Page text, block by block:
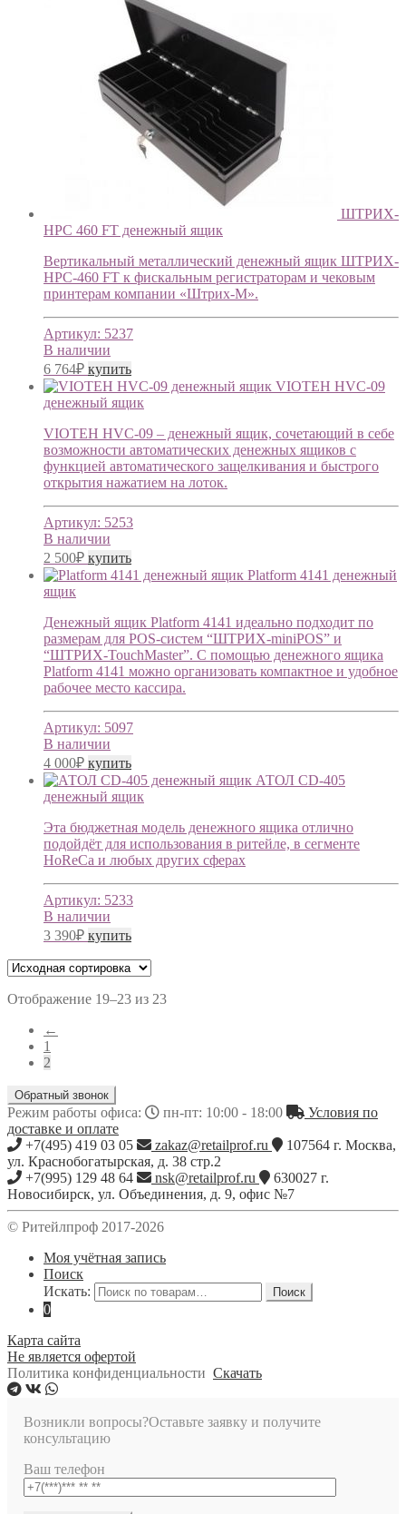
ШТРИХ-
HPC 460 FT денежный ящик
Вертикальный металлический денежный ящик ШТРИХ-
HPC-460 FT к фискальным регистраторам и чековым
принтерам компании «Штрих-М».
Артикул: 5237
В наличии
6 764₽ купить
VIOTEH HVC-09
денежный ящик
VIOTEH HVC-09 – денежный ящик, сочетающий в себе
возможности автоматических денежных ящиков с
функцией автоматического защелкивания и быстрого
открытия нажатием на лоток.
Артикул: 5253
В наличии
2 500₽ купить
Platform 4141 денежный
ящик
Денежный ящик Platform 4141 идеально подходит по
размерам для POS-систем “ШТРИХ-miniPOS” и
“ШТРИХ-TouchMaster”. С помощью денежного ящика
Platform 4141 можно организовать компактное и удобное
рабочее место кассира.
Артикул: 5097
В наличии
4 000₽ купить
АТОЛ CD-405
денежный ящик
Эта бюджетная модель денежного ящика отлично
подойдёт для использования в ритейле, в сегменте
HoReCa и любых других сферах
Артикул: 5233
В наличии
3 390₽ купить
Отображение 19–23 из 23
←
1
2
Обратный звонок
Режим работы офиса: пн-пт: 10:00 - 18:00
Условия по
доставке и оплате
+7(495) 419 03 05
zakaz@retailprof.ru 107564 г. Москва,
ул. Краснобогатырская, д. 38 стр.2
+7(995) 129 48 64
nsk@retailprof.ru 630027 г.
Новосибирск, ул. Объединения, д. 9, офис №7
© Ритейлпроф 2017-2026
Моя учётная запись
Поиск
Искать:
Поиск
0
Карта сайта
Не является офертой
Политика конфиденциальности Скачать
Возникли вопросы?Оставьте заявку и получите
консультацию
Ваш телефон